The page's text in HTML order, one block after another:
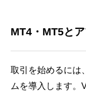
MT4・MT5と
取引を始めるには
ムを導入します。